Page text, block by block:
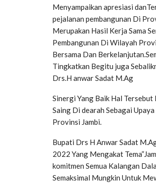
Menyampaikan apresiasi
pejalanan pembangunan Di
Merupakan Hasil Kerja Sama
Pembangunan Di Wilayah
Bersama Dan
Tingkatkan Begitu juga
Drs.H anwar Sadat M.Ag
Sinergi Yang Baik Hal
Saing Di dearah Sebagai
Provinsi Jambi.
Bupati Drs H Anwar Sadat
2022 Yang Mengakat
komitmen Semua Kalangan
Semaksimal Mungkin Untuk